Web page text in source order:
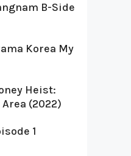
B-Side
Korea My
Heist:
(2022)
1